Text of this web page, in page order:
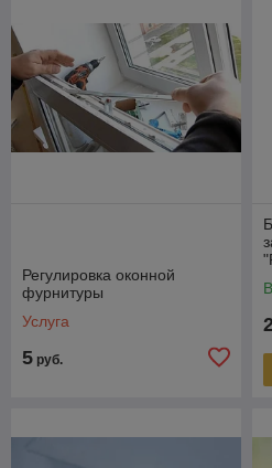
Регулировка оконной
фурнитуры
Услуга
5 руб.